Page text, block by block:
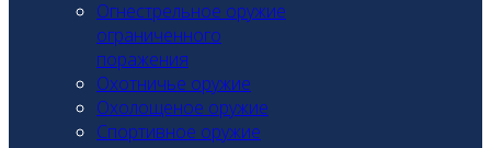
Огнестрельное оружие
ограниченного
поражения
Охотничье оружие
Охолощеное оружие
Спортивное оружие